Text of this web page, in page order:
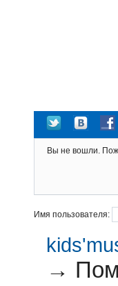
Вы не вошли.
Имя пользователя:
→